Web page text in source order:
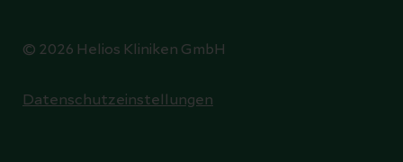
© 2026 Helios Kliniken GmbH
Datenschutzeinstellungen